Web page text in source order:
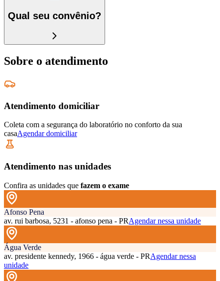
Qual seu convênio?
Sobre o atendimento
Atendimento domiciliar
Coleta com a segurança do laboratório no conforto da sua
casaAgendar domiciliar
Atendimento nas unidades
Confira as unidades que fazem o exame
Afonso Pena
av. rui barbosa, 5231 - afonso pena - PRAgendar nessa unidade
Água Verde
av. presidente kennedy, 1966 - água verde - PRAgendar nessa
unidade